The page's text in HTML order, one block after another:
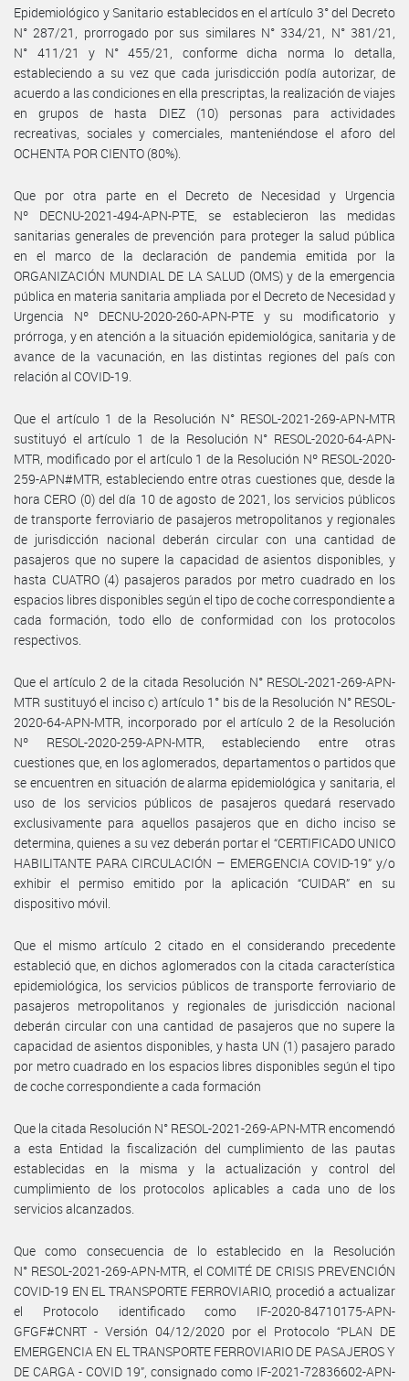
Epidemiológico y Sanitario establecidos en el artículo 3° del Decreto
N° 287/21, prorrogado por sus similares N° 334/21, N° 381/21,
N° 411/21 y N° 455/21, conforme dicha norma lo detalla,
estableciendo a su vez que cada jurisdicción podía autorizar, de
acuerdo a las condiciones en ella prescriptas, la realización de viajes
en grupos de hasta DIEZ (10) personas para actividades
recreativas, sociales y comerciales, manteniéndose el aforo del
OCHENTA POR CIENTO (80%).
Que por otra parte en el Decreto de Necesidad y Urgencia
Nº DECNU-2021-494-APN-PTE, se establecieron las medidas
sanitarias generales de prevención para proteger la salud pública
en el marco de la declaración de pandemia emitida por la
ORGANIZACIÓN MUNDIAL DE LA SALUD (OMS) y de la emergencia
pública en materia sanitaria ampliada por el Decreto de Necesidad y
Urgencia Nº DECNU-2020-260-APN-PTE y su modificatorio y
prórroga, y en atención a la situación epidemiológica, sanitaria y de
avance de la vacunación, en las distintas regiones del país con
relación al COVID-19.
Que el artículo 1 de la Resolución N° RESOL-2021-269-APN-MTR
sustituyó el artículo 1 de la Resolución N° RESOL-2020-64-APN-
MTR, modificado por el artículo 1 de la Resolución Nº RESOL-2020-
259-APN#MTR, estableciendo entre otras cuestiones que, desde la
hora CERO (0) del día 10 de agosto de 2021, los servicios públicos
de transporte ferroviario de pasajeros metropolitanos y regionales
de jurisdicción nacional deberán circular con una cantidad de
pasajeros que no supere la capacidad de asientos disponibles, y
hasta CUATRO (4) pasajeros parados por metro cuadrado en los
espacios libres disponibles según el tipo de coche correspondiente a
cada formación, todo ello de conformidad con los protocolos
respectivos.
Que el artículo 2 de la citada Resolución N° RESOL-2021-269-APN-
MTR sustituyó el inciso c) artículo 1° bis de la Resolución N° RESOL-
2020-64-APN-MTR, incorporado por el artículo 2 de la Resolución
Nº RESOL-2020-259-APN-MTR, estableciendo entre otras
cuestiones que, en los aglomerados, departamentos o partidos que
se encuentren en situación de alarma epidemiológica y sanitaria, el
uso de los servicios públicos de pasajeros quedará reservado
exclusivamente para aquellos pasajeros que en dicho inciso se
determina, quienes a su vez deberán portar el “CERTIFICADO UNICO
HABILITANTE PARA CIRCULACIÓN – EMERGENCIA COVID-19” y/o
exhibir el permiso emitido por la aplicación “CUIDAR” en su
dispositivo móvil.
Que el mismo artículo 2 citado en el considerando precedente
estableció que, en dichos aglomerados con la citada característica
epidemiológica, los servicios públicos de transporte ferroviario de
pasajeros metropolitanos y regionales de jurisdicción nacional
deberán circular con una cantidad de pasajeros que no supere la
capacidad de asientos disponibles, y hasta UN (1) pasajero parado
por metro cuadrado en los espacios libres disponibles según el tipo
de coche correspondiente a cada formación
Que la citada Resolución N° RESOL-2021-269-APN-MTR encomendó
a esta Entidad la fiscalización del cumplimiento de las pautas
establecidas en la misma y la actualización y control del
cumplimiento de los protocolos aplicables a cada uno de los
servicios alcanzados.
Que como consecuencia de lo establecido en la Resolución
N° RESOL-2021-269-APN-MTR, el COMITÉ DE CRISIS PREVENCIÓN
COVID-19 EN EL TRANSPORTE FERROVIARIO, procedió a actualizar
el Protocolo identificado como IF-2020-84710175-APN-
GFGF#CNRT - Versión 04/12/2020 por el Protocolo “PLAN DE
EMERGENCIA EN EL TRANSPORTE FERROVIARIO DE PASAJEROS Y
DE CARGA - COVID 19”, consignado como IF-2021-72836602-APN-